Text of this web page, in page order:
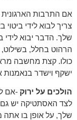
אם התרבות הארגונית
צריך לבוא לידי
שלך. הדבר יבוא לידי
הרהוט בחלל, בשילוט,
כולו. קצת מחשבה
ישקף וישדר
הולכים על ירוק -אם
לצד האסתטיקה יש גם
שלך, על אופן בו אתה